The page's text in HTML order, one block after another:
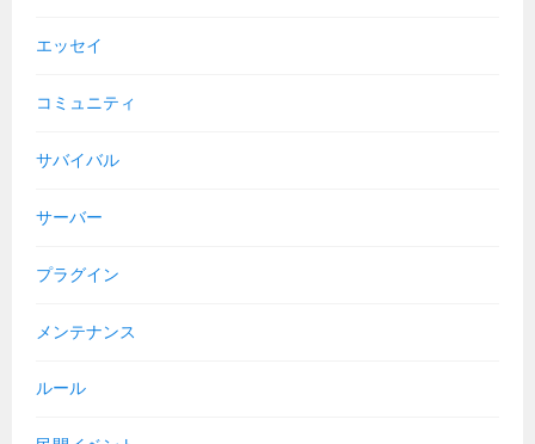
エッセイ
コミュニティ
サバイバル
サーバー
プラグイン
メンテナンス
ルール